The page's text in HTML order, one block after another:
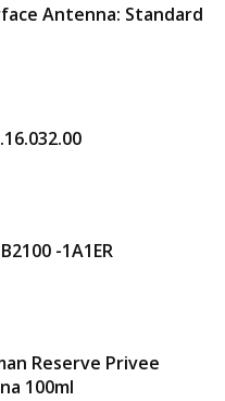
Antenna: Standard
-1A1ER
Reserve Privee
100ml